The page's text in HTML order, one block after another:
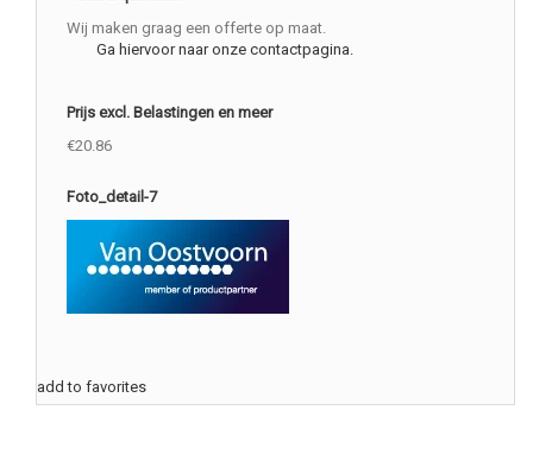
Wij maken graag een offerte op maat.
Ga hiervoor naar onze contactpagina.
Prijs excl. Belastingen en meer
€20.86
Foto_detail-7
add to favorites